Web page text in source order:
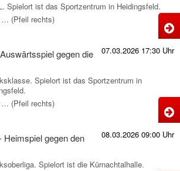
Spielort ist das Sportzentrum in Heidingsfeld.
… (Pfeil rechts)
07.03.2026 17:30 Uhr
gegen die
Spielort ist das Sportzentrum in
… (Pfeil rechts)
08.03.2026 09:00 Uhr
Heimspiel gegen den
Spielort ist die Kürnachtalhalle.